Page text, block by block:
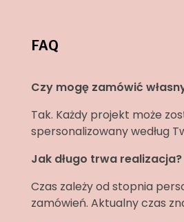
FAQ
Czy mogę zamówić
Tak. Każdy projekt może
spersonalizowany według
Jak długo trwa realizacja?
Czas zależy od stopnia
zamówień. Aktualny czas